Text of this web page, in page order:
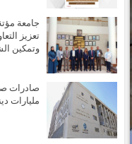
جامعة
تعزيز
وتمكين
مليارات دينار في 7